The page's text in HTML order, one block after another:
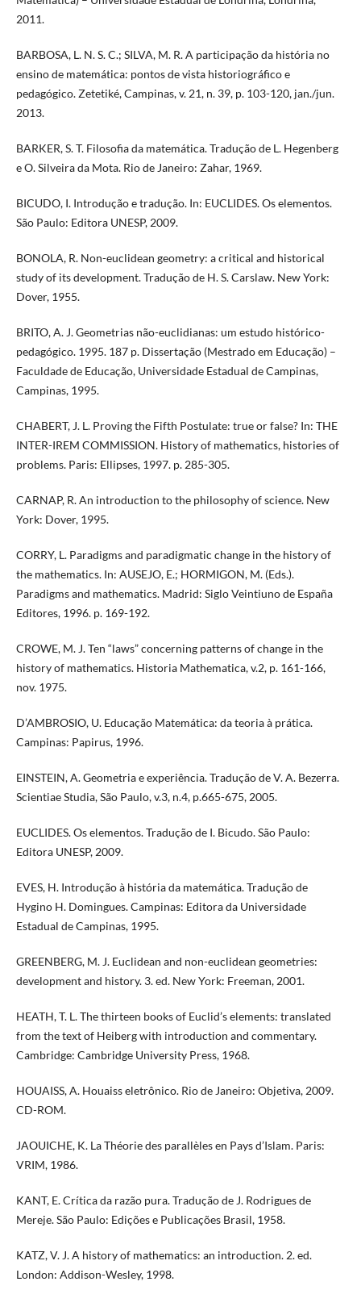
2011.
BARBOSA, L. N. S. C.; SILVA, M. R. A participação da história no
ensino de matemática: pontos de vista historiográfico e
pedagógico. Zetetiké, Campinas, v. 21, n. 39, p. 103-120, jan./jun.
2013.
BARKER, S. T. Filosofia da matemática. Tradução de L. Hegenberg
e O. Silveira da Mota. Rio de Janeiro: Zahar, 1969.
BICUDO, I. Introdução e tradução. In: EUCLIDES. Os elementos.
São Paulo: Editora UNESP, 2009.
BONOLA, R. Non-euclidean geometry: a critical and historical
study of its development. Tradução de H. S. Carslaw. New York:
Dover, 1955.
BRITO, A. J. Geometrias não-euclidianas: um estudo histórico-
pedagógico. 1995. 187 p. Dissertação (Mestrado em Educação) –
Faculdade de Educação, Universidade Estadual de Campinas,
Campinas, 1995.
CHABERT, J. L. Proving the Fifth Postulate: true or false? In: THE
INTER-IREM COMMISSION. History of mathematics, histories of
problems. Paris: Ellipses, 1997. p. 285-305.
CARNAP, R. An introduction to the philosophy of science. New
York: Dover, 1995.
CORRY, L. Paradigms and paradigmatic change in the history of
the mathematics. In: AUSEJO, E.; HORMIGON, M. (Eds.).
Paradigms and mathematics. Madrid: Siglo Veintiuno de España
Editores, 1996. p. 169-192.
CROWE, M. J. Ten “laws” concerning patterns of change in the
history of mathematics. Historia Mathematica, v.2, p. 161-166,
nov. 1975.
D’AMBROSIO, U. Educação Matemática: da teoria à prática.
Campinas: Papirus, 1996.
EINSTEIN, A. Geometria e experiência. Tradução de V. A. Bezerra.
Scientiae Studia, São Paulo, v.3, n.4, p.665-675, 2005.
EUCLIDES. Os elementos. Tradução de I. Bicudo. São Paulo:
Editora UNESP, 2009.
EVES, H. Introdução à história da matemática. Tradução de
Hygino H. Domingues. Campinas: Editora da Universidade
Estadual de Campinas, 1995.
GREENBERG, M. J. Euclidean and non-euclidean geometries:
development and history. 3. ed. New York: Freeman, 2001.
HEATH, T. L. The thirteen books of Euclid’s elements: translated
from the text of Heiberg with introduction and commentary.
Cambridge: Cambridge University Press, 1968.
HOUAISS, A. Houaiss eletrônico. Rio de Janeiro: Objetiva, 2009.
CD-ROM.
JAOUICHE, K. La Théorie des parallèles en Pays d’Islam. Paris:
VRIM, 1986.
KANT, E. Crítica da razão pura. Tradução de J. Rodrigues de
Mereje. São Paulo: Edições e Publicações Brasil, 1958.
KATZ, V. J. A history of mathematics: an introduction. 2. ed.
London: Addison-Wesley, 1998.